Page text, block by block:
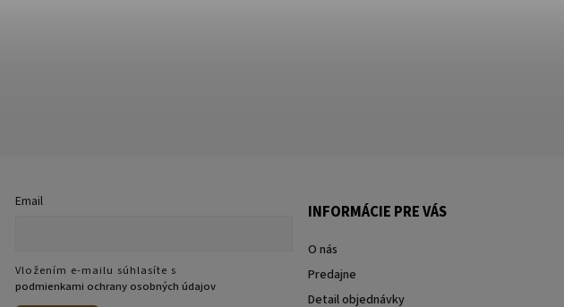
Email
Vložením e-mailu súhlasíte s
podmienkami ochrany osobných údajov
INFORMÁCIE PRE VÁS
O nás
Predajne
Detail objednávky